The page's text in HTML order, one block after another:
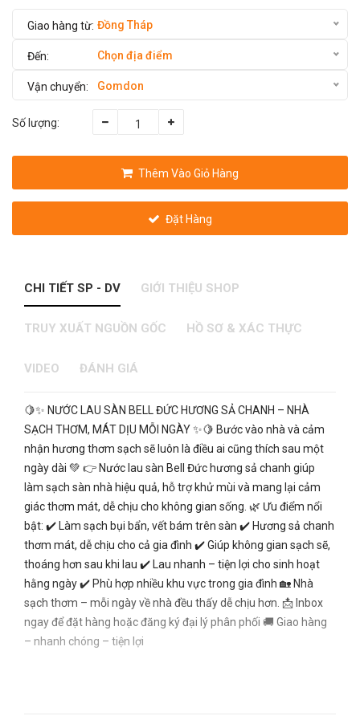
Đồng Tháp
Chọn địa điểm
Gomdon
Số lượng:
Thêm Vào Giỏ Hàng
Đặt Hàng
CHI TIẾT SP - DV GIỚI THIỆU SHOP
TRUY XUẤT NGUỒN GỐC HỒ SƠ & XÁC THỰC
VIDEO ĐÁNH GIÁ
🍋✨ NƯỚC LAU SÀN BELL ĐỨC HƯƠNG SẢ CHANH – NHÀ
SẠCH THƠM, MÁT DỊU MỖI NGÀY ✨🍋 Bước vào nhà và cảm
nhận hương thơm sạch sẽ luôn là điều ai cũng thích sau một
ngày dài 💚 👉 Nước lau sàn Bell Đức hương sả chanh giúp
làm sạch sàn nhà hiệu quả, hỗ trợ khử mùi và mang lại cảm
giác thơm mát, dễ chịu cho không gian sống. 🌿 Ưu điểm nổi
bật: ✔️ Làm sạch bụi bẩn, vết bám trên sàn ✔️ Hương sả chanh
thơm mát, dễ chịu cho cả gia đình ✔️ Giúp không gian sạch sẽ,
thoáng hơn sau khi lau ✔️ Lau nhanh – tiện lợi cho sinh hoạt
hằng ngày ✔️ Phù hợp nhiều khu vực trong gia đình 🏡 Nhà
sạch thơm – mỗi ngày về nhà đều thấy dễ chịu hơn. 📩 Inbox
ngay để đặt hàng hoặc đăng ký đại lý phân phối 🚚 Giao hàng
– nhanh chóng – tiện lợi